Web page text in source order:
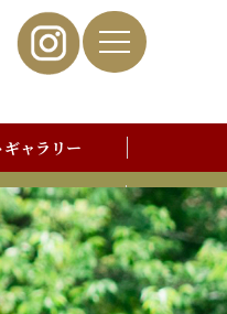
ャラリー
質問